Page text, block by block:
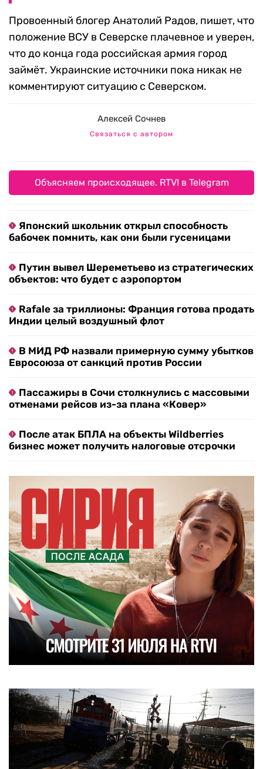
Провоенный блогер Анатолий Радов, пишет, что
положение ВСУ в Северске плачевное и уверен,
что до конца года российская армия город
займёт. Украинские источники пока никак не
комментируют ситуацию с Северском.
Алексей Сочнев
Связаться с автором
Объясняем происходящее. RTVI в Telegram
Японский школьник открыл способность
бабочек помнить, как они были гусеницами
Путин вывел Шереметьево из стратегических
объектов: что будет с аэропортом
Rafale за триллионы: Франция готова продать
Индии целый воздушный флот
В МИД РФ назвали примерную сумму убытков
Евросоюза от санкций против России
Пассажиры в Сочи столкнулись с массовыми
отменами рейсов из-за плана «Ковер»
После атак БПЛА на объекты Wildberries
бизнес может получить налоговые отсрочки